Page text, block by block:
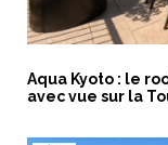
Aqua Kyoto : le
avec vue sur la